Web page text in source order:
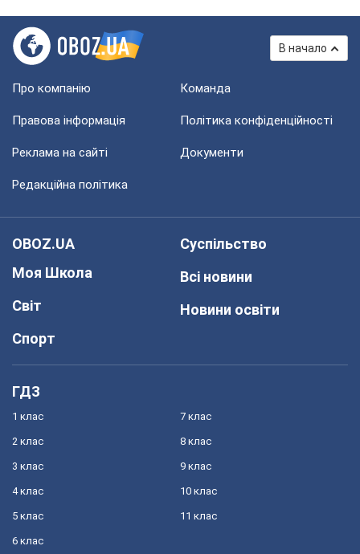
В начало
Про компанію Команда
Правова інформація Політика конфіденційності
Реклама на сайті Документи
Редакційна політика
OBOZ.UA
Моя Школа
Світ
Спорт
Суспільство
Всі новини
Новини освіти
ГДЗ
1 клас
2 клас
3 клас
4 клас
5 клас
6 клас
7 клас
8 клас
9 клас
10 клас
11 клас